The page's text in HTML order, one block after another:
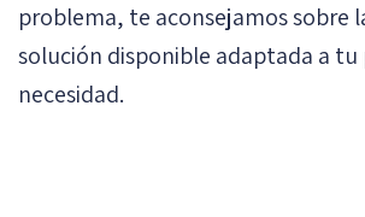
problema, te aconsejamos sobre
solución disponible adaptada a
necesidad.